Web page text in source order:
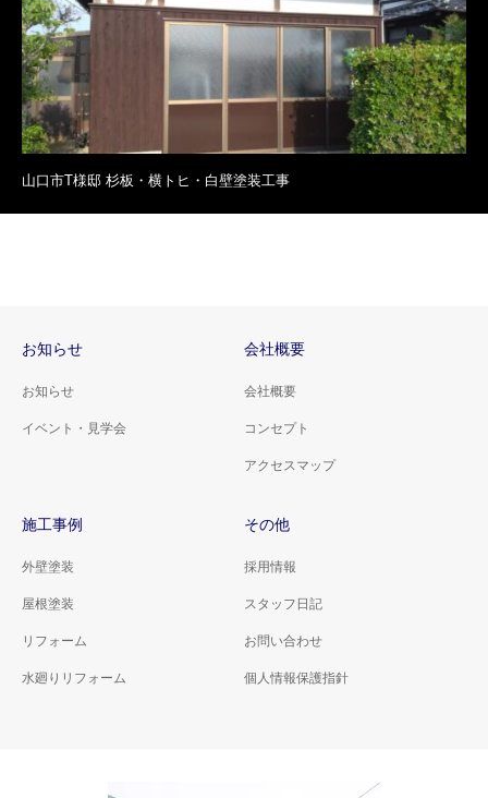
山口市T様邸 杉板・横トヒ・白壁塗装工事
お知らせ
お知らせ
イベント・見学会
会社概要
会社概要
コンセプト
アクセスマップ
施工事例
外壁塗装
屋根塗装
リフォーム
水廻りリフォーム
その他
採用情報
スタッフ日記
お問い合わせ
個人情報保護指針